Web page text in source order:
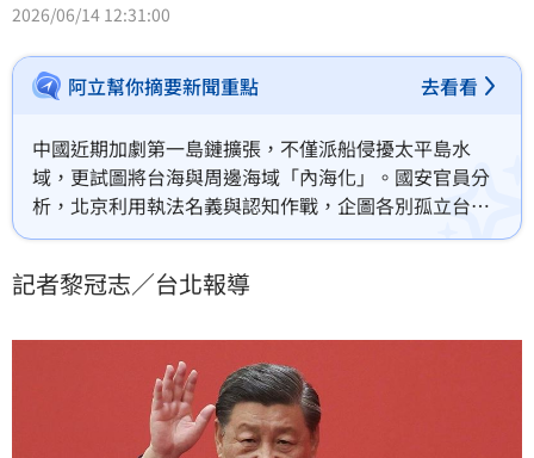
2026/06/14 12:31:00
阿立幫你摘要新聞重點 去看看
中國近期加劇第一島鏈擴張，不僅派船侵擾太平島水
域，更試圖將台海與周邊海域「內海化」。國安官員分
析，北京利用執法名義與認知作戰，企圖各別孤立台
灣、日本及菲律賓，以突穿第一島鏈並推行威權擴張。
國際秩序與印太穩定。官員警告，若將其視為各別兩岸
安全基礎遭侵蝕。
記者黎冠志／台北報導